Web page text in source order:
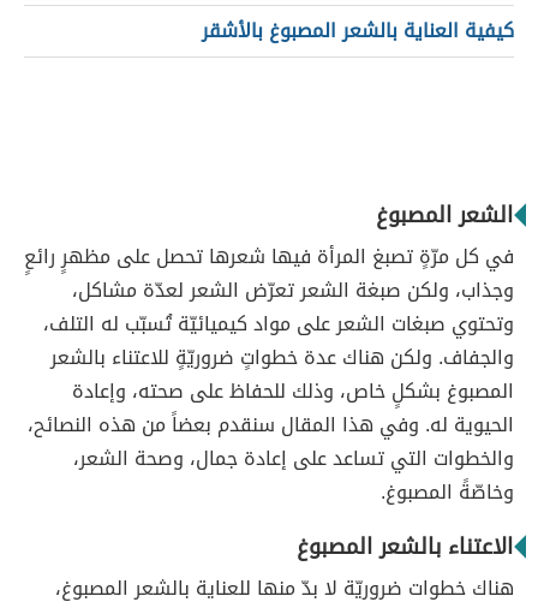
كيفية العناية بالشعر المصبوغ بالأشقر
الشعر المصبوغ
في كل مرّةٍ تصبغ المرأة فيها شعرها تحصل على مظهرٍ رائعٍ
وجذاب، ولكن صبغة الشعر تعرّض الشعر لعدّة مشاكل،
وتحتوي صبغات الشعر على مواد كيميائيّة تُسبّب له التلف،
والجفاف. ولكن هناك عدة خطواتٍ ضروريّةٍ للاعتناء بالشعر
المصبوغ بشكلٍ خاص، وذلك للحفاظ على صحته، وإعادة
الحيوية له. وفي هذا المقال سنقدم بعضاً من هذه النصائح،
والخطوات التي تساعد على إعادة جمال، وصحة الشعر،
وخاصّةً المصبوغ.
الاعتناء بالشعر المصبوغ
هناك خطوات ضروريّة لا بدّ منها للعناية بالشعر المصبوغ،